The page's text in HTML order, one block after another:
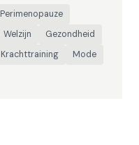
Perimenopauze
Welzijn
Gezondheid
Krachttraining
Mode